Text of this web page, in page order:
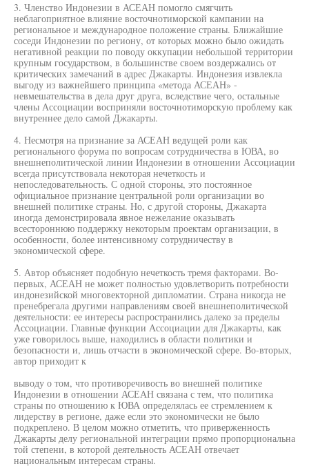
3. Членство Индонезии в АСЕАН помогло смягчить
неблагоприятное влияние восточнотиморской кампании на
региональное и международное положение страны. Ближайшие
соседи Индонезии по региону, от которых можно было ожидать
негативной реакции по поводу оккупации небольшой территории
крупным государством, в большинстве своем воздержались от
критических замечаний в адрес Джакарты. Индонезия извлекла
выгоду из важнейшего принципа «метода АСЕАН» -
невмешательства в дела друг друга, вследствие чего, остальные
члены Ассоциации восприняли восточнотиморскую проблему как
внутреннее дело самой Джакарты.
4. Несмотря на признание за АСЕАН ведущей роли как
регионального форума по вопросам сотрудничества в ЮВА, во
внешнеполитической линии Индонезии в отношении Ассоциации
всегда присутствовала некоторая нечеткость и
непоследовательность. С одной стороны, это постоянное
официальное признание центральной роли организации во
внешней политике страны. Но, с другой стороны, Джакарта
иногда демонстрировала явное нежелание оказывать
всестороннюю поддержку некоторым проектам организации, в
особенности, более интенсивному сотрудничеству в
экономической сфере.
5. Автор объясняет подобную нечеткость тремя факторами. Во-
первых, АСЕАН не может полностью удовлетворить потребности
индонезийской многовекторной дипломатии. Страна никогда не
пренебрегала другими направлениям своей внешнеполитической
деятельности: ее интересы распространились далеко за пределы
Ассоциации. Главные функции Ассоциации для Джакарты, как
уже говорилось выше, находились в области политики и
безопасности и, лишь отчасти в экономической сфере. Во-вторых,
автор приходит к
выводу о том, что противоречивость во внешней политике
Индонезии в отношении АСЕАН связана с тем, что политика
страны по отношению к ЮВА определялась ее стремлением к
лидерству в регионе, даже если это экономически не было
подкреплено. В целом можно отметить, что приверженность
Джакарты делу региональной интеграции прямо пропорциональна
той степени, в которой деятельность АСЕАН отвечает
национальным интересам страны.